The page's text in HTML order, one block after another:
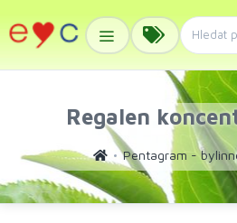
Regalen
Pentagram -